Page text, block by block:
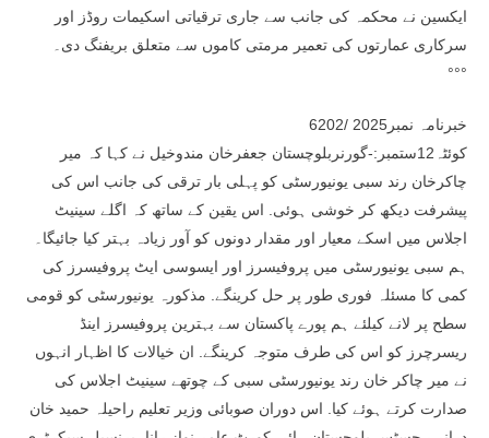
ایکسین نے محکمہ کی جانب سے جاری ترقیاتی اسکیمات روڈز اور
سرکاری عمارتوں کی تعمیر مرمتی کاموں سے متعلق بریفنگ دی۔
°°°
خبرنامہ نمبر2025 /6202
کوئٹہ12ستمبر:-گورنربلوچستان جعفرخان مندوخیل نے کہا کہ میر
چاکرخان رند سبی یونیورسٹی کو پہلی بار ترقی کی جانب اس کی
پیشرفت دیکھ کر خوشی ہوئی. اس یقین کے ساتھ کہ اگلے سینیٹ
اجلاس میں اسکے معیار اور مقدار دونوں کو آور زیادہ بہتر کیا جائیگا۔
ہم سبی یونیورسٹی میں پروفیسرز اور ایسوسی ایٹ پروفیسرز کی
کمی کا مسئلہ فوری طور پر حل کرینگے. مذکورہ یونیورسٹی کو قومی
سطح پر لانے کیلئے ہم پورے پاکستان سے بہترین پروفیسرز اینڈ
ریسرچرز کو اس کی طرف متوجہ کرینگے. ان خیالات کا اظہار انہوں
نے میر چاکر خان رند یونیورسٹی سبی کے چوتھے سینیٹ اجلاس کی
صدارت کرتے ہوئے کیا. اس دوران صوبائی وزیر تعلیم راحیلہ حمید خان